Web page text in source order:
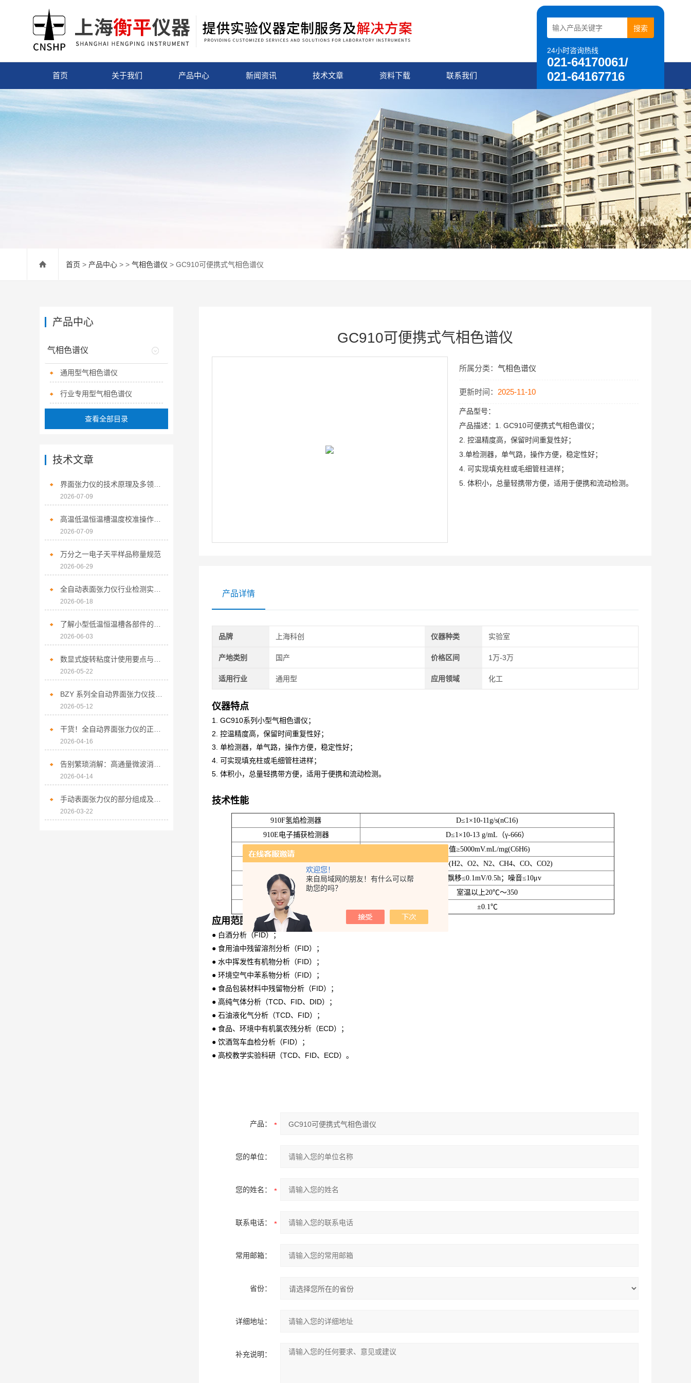
欢迎您！
来自局域网的朋友！有什么可以帮
助您的吗？
24小时咨询热线
021-64170061/
021-64167716
首页 关于我们 产品中心 新闻资讯 技术文章 资料下载 联系我们
首页 > 产品中心 > > 气相色谱仪 > GC910可便携式气相色谱仪
GC910可便携式气相色谱仪
所属分类：气相色谱仪
更新时间： 2025-11-10
产品型号：
产品描述： 1. GC910可便携式气相色谱仪；
2. 控温精度高，保留时间重复性好；
3.单检测器，单气路，操作方便，稳定性好；
4. 可实现填充柱或毛细管柱进样；
5. 体积小，总量轻携带方便，适用于便携和流动检测。
产品详情
品牌 上海科创 仪器种类 实验室
产地类别 国产 价格区间 1万-3万
适用行业 通用型 应用领域 化工
仪器特点
1. GC910系列小型气相色谱仪；
2. 控温精度高，保留时间重复性好；
3. 单检测器，单气路，操作方便，稳定性好；
4. 可实现填充柱或毛细管柱进样；
5. 体积小，总量轻携带方便，适用于便携和流动检测。
技术性能
910F氢焰检测器
D≤1×10-11g/s(nC16)
910E电子捕获检测器
D≤1×10-13 g/mL（γ-666）
910T热导检测器
S值≥5000mV.mL/mg(C6H6)
910D氦离子化检测器
D≤15ppb(H2、O2、N2、CH4、CO、CO2)
稳定性
基线飘移≤0.1mV/0.5h；噪音≤10μv
温度控制
室温以上20℃～350
控温精度
±0.1℃
应用范围
● 白酒分析（FID）；
● 食用油中残留溶剂分析（FID）；
● 水中挥发性有机物分析（FID）；
● 环境空气中苯系物分析（FID）；
● 食品包装材料中残留物分析（FID）；
● 高纯气体分析（TCD、 FID、 DID）；
● 石油液化气分析（TCD、 FID）；
● 食品、环境中有机氯农残分析（ECD）；
● 饮酒驾车血检分析（FID）；
● 高校教学实验科研（TCD、 FID、 ECD）。
产品：
您的单位：
您的姓名：
联系电话：
常用邮箱：
省份：
详细地址：
补充说明：
产品中心
气相色谱仪
通用型气相色谱仪
行业专用型气相色谱仪
查看全部目录
技术文章
2026-07-09
2026-07-09
万分之一电子天平样品称量规范
2026-06-29
2026-06-18
2026-06-03
2026-05-22
2026-05-12
2026-04-16
2026-04-14
2026-03-22